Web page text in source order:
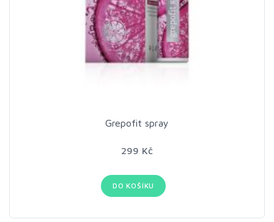
Grepofit spray
299 Kč
DO KOŠÍKU